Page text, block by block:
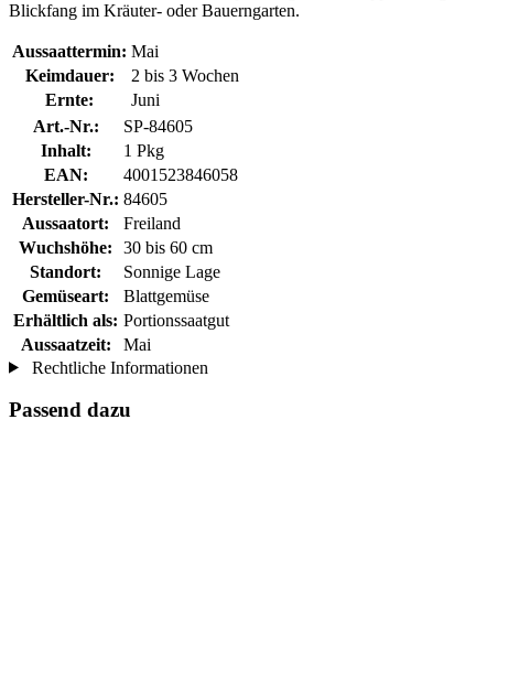
Blickfang im Kräuter- oder Bauerngarten.
Aussaattermin: Mai
Keimdauer:
2 bis 3 Wochen
Ernte:
Juni
Art.-Nr.:
SP-84605
Inhalt:
1 Pkg
EAN:
4001523846058
Hersteller-Nr.: 84605
Aussaatort:
Freiland
Wuchshöhe:
30 bis 60 cm
Standort:
Sonnige Lage
Gemüseart:
Blattgemüse
Erhältlich als: Portionssaatgut
Aussaatzeit:
Mai
Rechtliche Informationen
Passend dazu